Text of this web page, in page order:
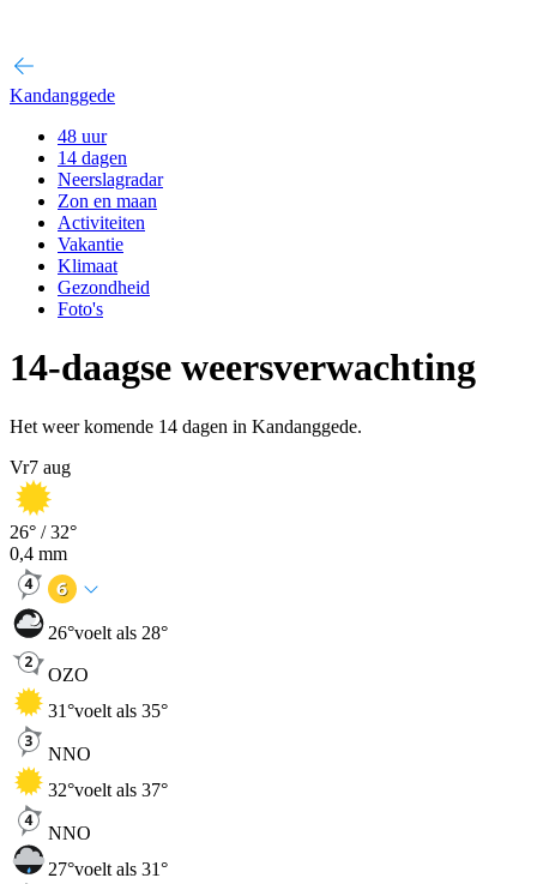
Kandanggede
48 uur
14 dagen
Neerslagradar
Zon en maan
Activiteiten
Vakantie
Klimaat
Gezondheid
Foto's
14-daagse weersverwachting
Het weer komende 14 dagen in Kandanggede.
Vr7 aug
26° /32°
0,4 mm
26°voelt als 28°
OZO
31°voelt als 35°
NNO
32°voelt als 37°
NNO
27°voelt als 31°